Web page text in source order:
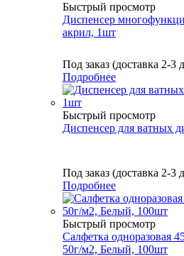
Быстрый просмотр
Диспенсер
акрил, 1шт
Под заказ (доставка 2-3
Подробнее
Быстрый просмотр
Диспенсер для ватных
Под заказ (доставка 2-3
Подробнее
Быстрый просмотр
Cалфетка одноразовая
50г/м2, Белый, 100шт